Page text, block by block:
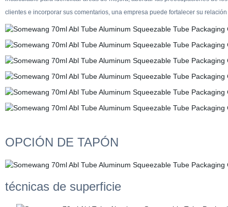
clientes e incorporar sus comentarios, una empresa puede fortalecer su
OPCIÓN DE TAPÓN
técnicas de superficie